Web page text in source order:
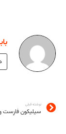
نوشته قبلی
سیلیکون فارِست